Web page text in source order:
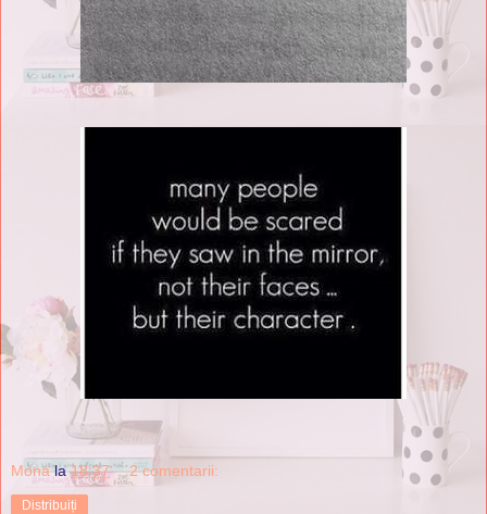
Mona la18:37 2 comentarii:
Distribuiți